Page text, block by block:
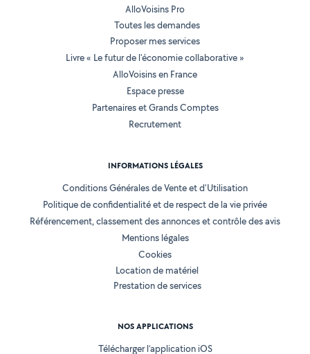
AlloVoisins Pro
Toutes les demandes
Proposer mes services
Livre « Le futur de l'économie collaborative »
AlloVoisins en France
Espace presse
Partenaires et Grands Comptes
Recrutement
INFORMATIONS LÉGALES
Conditions Générales de Vente et d'Utilisation
Politique de confidentialité et de respect de la vie privée
Référencement, classement des annonces et contrôle des avis
Mentions légales
Cookies
Location de matériel
Prestation de services
NOS APPLICATIONS
Télécharger l’application iOS